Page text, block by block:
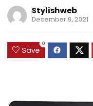
Stylishweb
December 9, 2021
Save
0